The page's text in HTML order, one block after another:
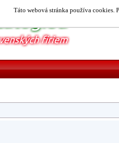
Táto webová stránka používa cookies.